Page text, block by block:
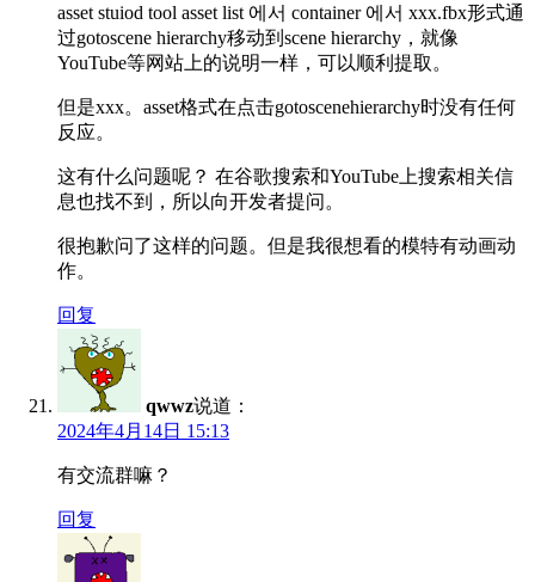
asset stuiod tool asset list 에서 container 에서 xxx.fbx形式通
过gotoscene hierarchy移动到scene hierarchy，就像
YouTube等网站上的说明一样，可以顺利提取。
但是xxx。asset格式在点击gotoscenehierarchy时没有任何
反应。
这有什么问题呢？ 在谷歌搜索和YouTube上搜索相关信
息也找不到，所以向开发者提问。
很抱歉问了这样的问题。但是我很想看的模特有动画动
作。
回复
qwwz说道：
2024年4月14日 15:13
有交流群嘛？
回复